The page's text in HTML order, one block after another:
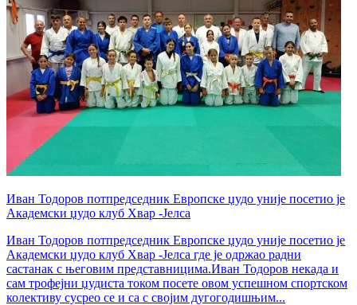
Иван Тодоров потпредседник Европске џудо уније посетио је
Академски џудо клуб Хвар -Јелса
Иван Тодоров потпредседник Европске џудо уније посетио је
Академски џудо клуб Хвар -Јелса где је одржао радни
састанак с његовим представницима.Иван Тодоров некада и
сам трофејни џудиста током посете овом успешном спортском
колективу сусрео се и са с својим дугогодишњим...